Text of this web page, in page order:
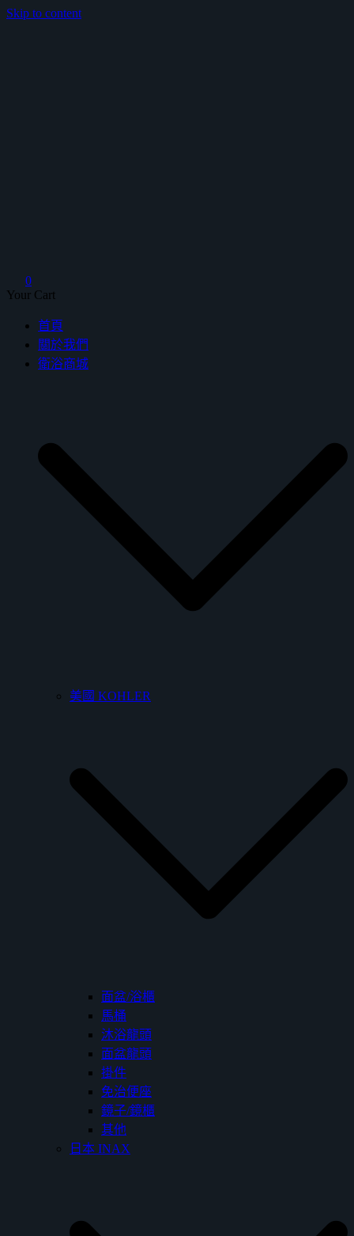
Skip to content
0
Your Cart
首頁
關於我們
衛浴商城
美國 KOHLER
面盆/浴櫃
馬桶
沐浴龍頭
面盆龍頭
掛件
免治便座
鏡子/鏡櫃
其他
日本 INAX